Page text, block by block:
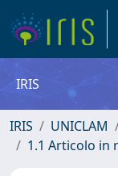
IRIS
IRIS UNICLAM
1.1 Articolo in